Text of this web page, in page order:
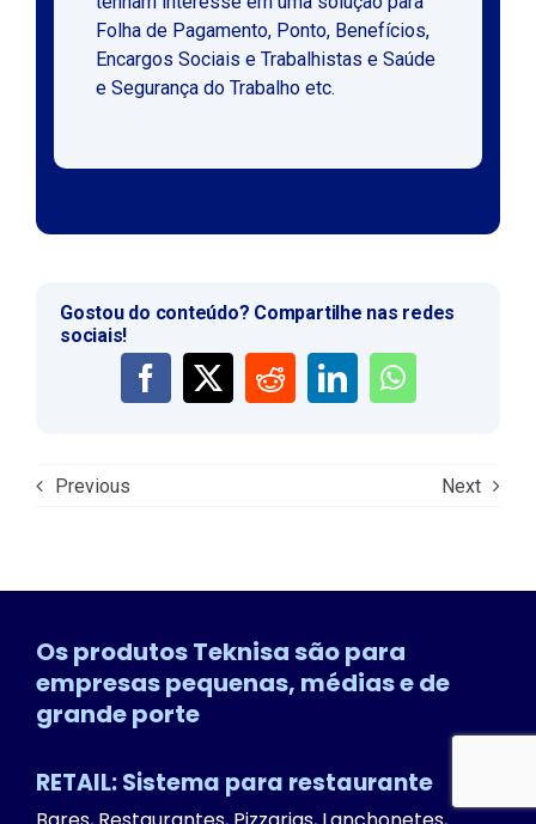
Folha de Pagamento, Ponto, Benefícios,
Encargos Sociais e Trabalhistas e Saúde
e Segurança do Trabalho etc.
Gostou do conteúdo? Compartilhe nas redes
sociais!
Previous Next
Os produtos Teknisa são para
empresas pequenas, médias e de
grande porte
RETAIL: Sistema para restaurante